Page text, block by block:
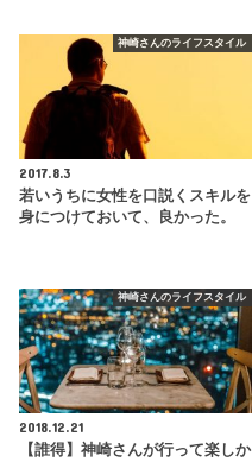
神崎さんのライフスタイル
2017.8.3
若いうちに女性を口説くスキルを
身につけておいて、良かった。
神崎さんのライフスタイル
2018.12.21
【誰得】神崎さんが行って楽しか